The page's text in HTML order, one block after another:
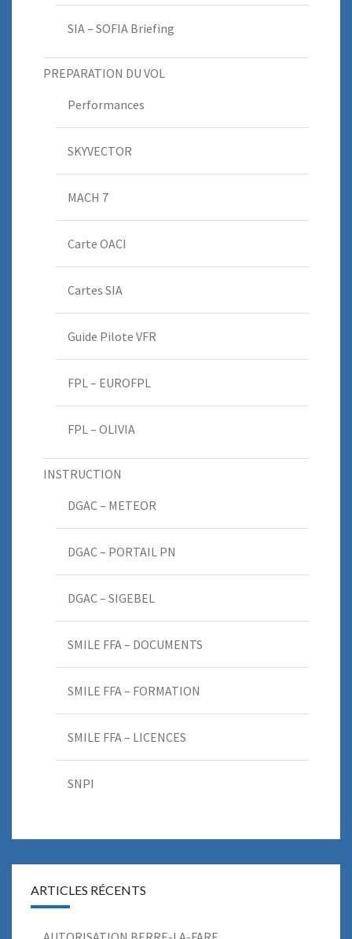
SIA – SOFIA Briefing
PREPARATION DU VOL
Performances
SKYVECTOR
MACH 7
Carte OACI
Cartes SIA
Guide Pilote VFR
FPL – EUROFPL
FPL – OLIVIA
INSTRUCTION
DGAC – METEOR
DGAC – PORTAIL PN
DGAC – SIGEBEL
SMILE FFA – DOCUMENTS
SMILE FFA – FORMATION
SMILE FFA – LICENCES
SNPI
ARTICLES RÉCENTS